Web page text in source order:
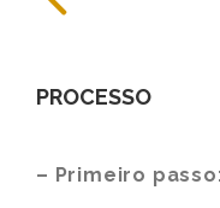
PROCESSO
– Primeiro